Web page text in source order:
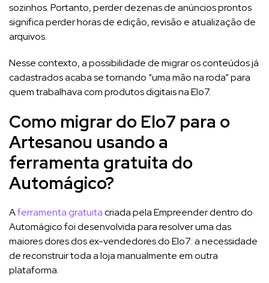
sozinhos. Portanto, perder dezenas de anúncios prontos
significa perder horas de edição, revisão e atualização de
arquivos.
Nesse contexto, a possibilidade de migrar os conteúdos já
cadastrados acaba se tornando “uma mão na roda” para
quem trabalhava com produtos digitais na Elo7.
Como migrar do Elo7 para o
Artesanou usando a
ferramenta gratuita do
Automágico?
Aferramenta gratuitacriada pela Empreender dentro do
Automágico foi desenvolvida para resolver uma das
maiores dores dos ex-vendedores do Elo7: a necessidade
de reconstruir toda a loja manualmente em outra
plataforma.